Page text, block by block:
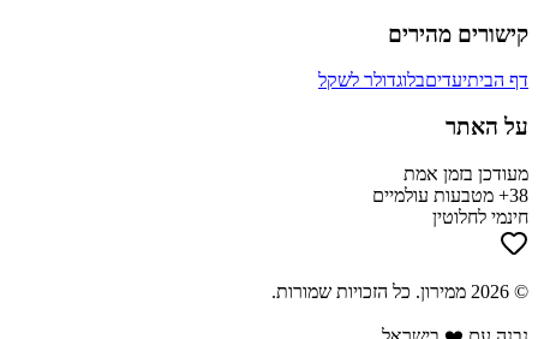
קישורים מהירים
דף הביתיעדיםבלוגדולר לשקל
על האתר
מעודכן בזמן אמת
38+ מטבעות עולמיים
חינמי לחלוטין
©
2026 ממירון. כל הזכויות שמורות.